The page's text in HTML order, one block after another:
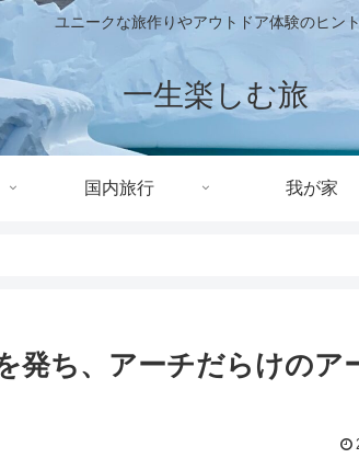
ユニークな旅作りやアウトドア体験のヒン
一生楽しむ旅
国内旅行 我が家
発ち、アーチだらけのア